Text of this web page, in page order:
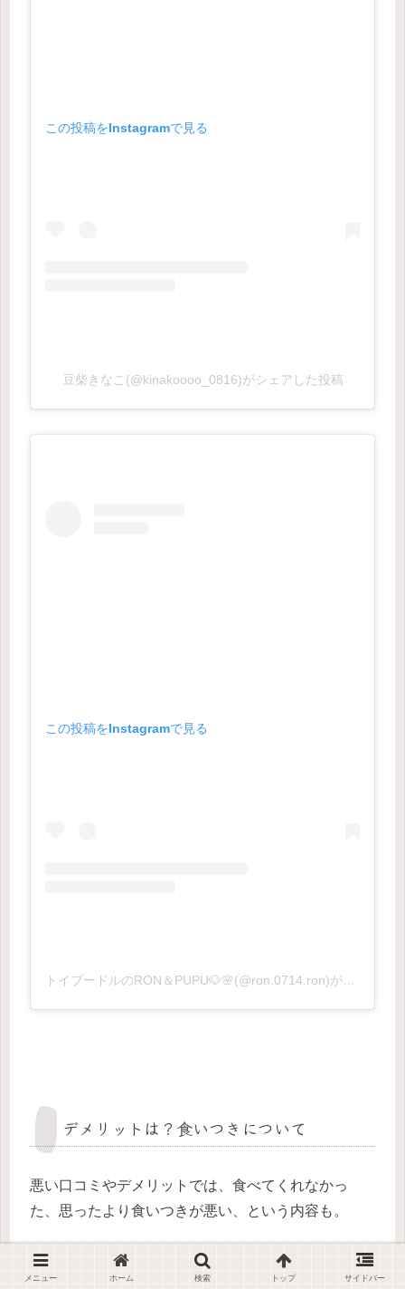
この投稿をInstagramで見る
豆柴きなこ(@kinakoooo_0816)がシェアした投稿
この投稿をInstagramで見る
トイプードルのRON＆PUPU🐶🌸(@ron.0714.ron)がシェアした投稿
デメリットは？食いつきについて
悪い口コミやデメリットでは、食べてくれなかっ
た、思ったより食いつきが悪い、という内容も。
メニュー ホーム 検索 トップ サイドバー